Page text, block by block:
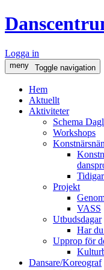
Logga in
meny Toggle navigation
Hem
Aktuellt
Aktiviteter
Schema
Workshops
Projekt
VASS
Utbudsdagar
Har
Upprop för
Dansare/Koreograf